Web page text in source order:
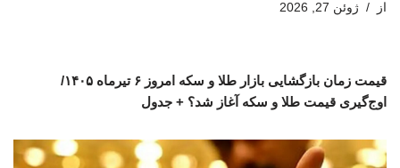
از ژوئن 27, 2026
قیمت زمان بازگشایی بازار طلا و سکه امروز ۶ تیرماه ۱۴۰۵/
اوج‌گیری قیمت طلا و سکه آغاز شد؟ + جدول